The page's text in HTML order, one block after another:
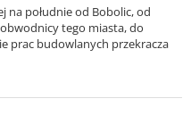
na południe od Bobolic, od
tego miasta, do
prac budowlanych przekracza